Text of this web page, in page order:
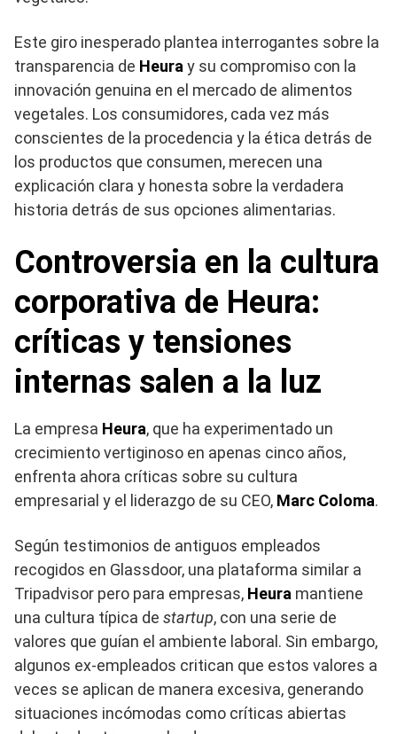
Este giro inesperado plantea interrogantes sobre la
transparencia de Heuray su compromiso con la
innovación genuina en el mercado de alimentos
vegetales. Los consumidores, cada vez más
conscientes de la procedencia y la ética detrás de
los productos que consumen, merecen una
explicación clara y honesta sobre la verdadera
historia detrás de sus opciones alimentarias.
Controversia en la cultura
corporativa de Heura:
críticas y tensiones
internas salen a la luz
La empresa Heura, que ha experimentado un
crecimiento vertiginoso en apenas cinco años,
enfrenta ahora críticas sobre su cultura
empresarial y el liderazgo de su CEO, Marc Coloma.
Según testimonios de antiguos empleados
recogidos en Glassdoor, una plataforma similar a
Tripadvisor pero para empresas, Heura mantiene
una cultura típica de startup, con una serie de
valores que guían el ambiente laboral. Sin embargo,
algunos ex-empleados critican que estos valores a
veces se aplican de manera excesiva, generando
situaciones incómodas como críticas abiertas